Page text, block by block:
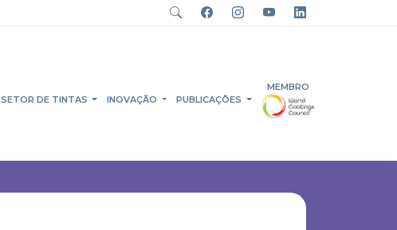
SETOR DE TINTAS INOVAÇÃO PUBLICAÇÕES
MEMBRO